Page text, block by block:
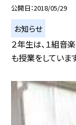
公開日 2018/05/29
お知らせ
２年生は、１組音
も授業をしていま